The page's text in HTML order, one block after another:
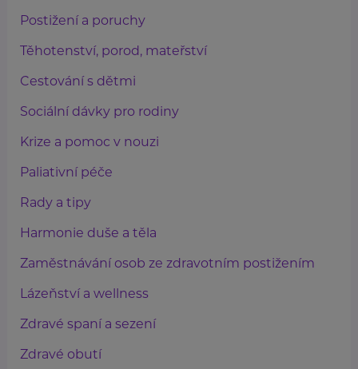
Postižení a poruchy
Těhotenství, porod, mateřství
Cestování s dětmi
Sociální dávky pro rodiny
Krize a pomoc v nouzi
Paliativní péče
Rady a tipy
Harmonie duše a těla
Zaměstnávání osob ze zdravotním postižením
Lázeňství a wellness
Zdravé spaní a sezení
Zdravé obutí